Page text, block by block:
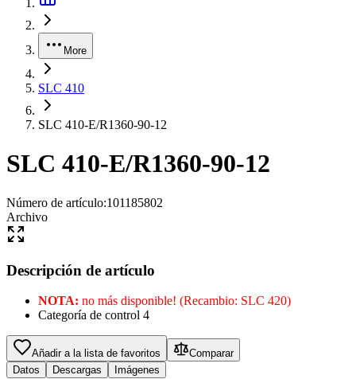
More
SLC 410
SLC 410-E/R1360-90-12
SLC 410-E/R1360-90-12
Número de artículo:101185802
Archivo
Descripción de artículo
NOTA: no más disponible! (Recambio: SLC 420)
Categoría de control 4
Añadir a la lista de favoritos
Comparar
Datos
Descargas Imágenes